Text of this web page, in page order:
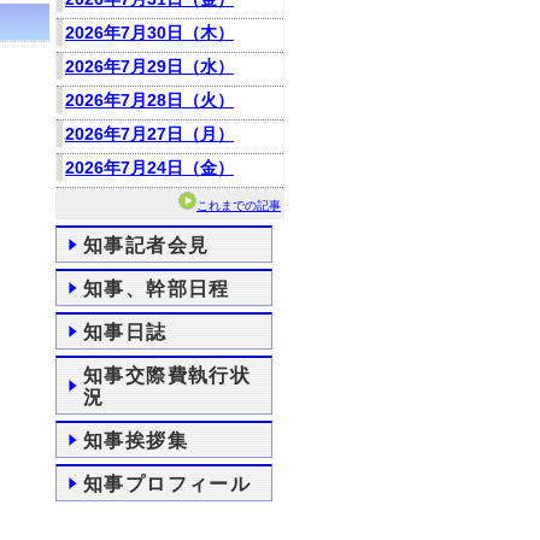
2026年7月30日（木）
2026年7月29日（水）
2026年7月28日（火）
2026年7月27日（月）
2026年7月24日（金）
これまでの記事
知事記者会見
知事、幹部日程
知事日誌
知事交際費執行状
況
知事挨拶集
知事プロフィール